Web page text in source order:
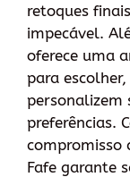
retoques
impecável.
oferece uma
para
personalizem
preferências.
compromisso
Fafe garante